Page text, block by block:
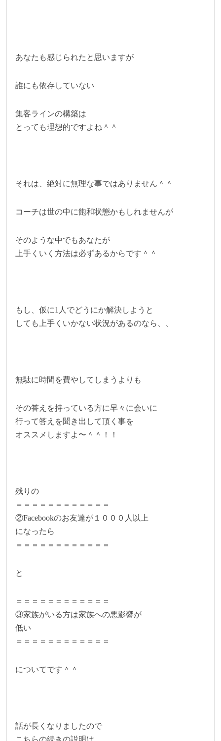
あなたも感じられたと思いますが
誰にも依存していない
集客ラインの構築は
とっても理想的ですよね＾＾
それは、絶対に無理な事ではありません＾＾
コーチは世の中に飽和状態かもしれませんが
そのような中でもあなたが
上手くいく方法は必ずあるからです＾＾
もし、仮に1人でどうにか解決しようと
しても上手くいかない状況があるのなら、、
無駄に時間を費やしてしまうよりも
その答えを持っている方に早々に会いに
行って答えを聞き出して頂く事を
オススメしますよ〜＾＾！！
残りの
＝＝＝＝＝＝＝＝＝＝＝＝
②Facebookのお友達が１０００人以上
になったら
＝＝＝＝＝＝＝＝＝＝＝＝
と
＝＝＝＝＝＝＝＝＝＝＝＝
③家族がいる方は家族への悪影響が
低い
＝＝＝＝＝＝＝＝＝＝＝＝
についてです＾＾
話が長くなりましたので
こちらの続きの説明は